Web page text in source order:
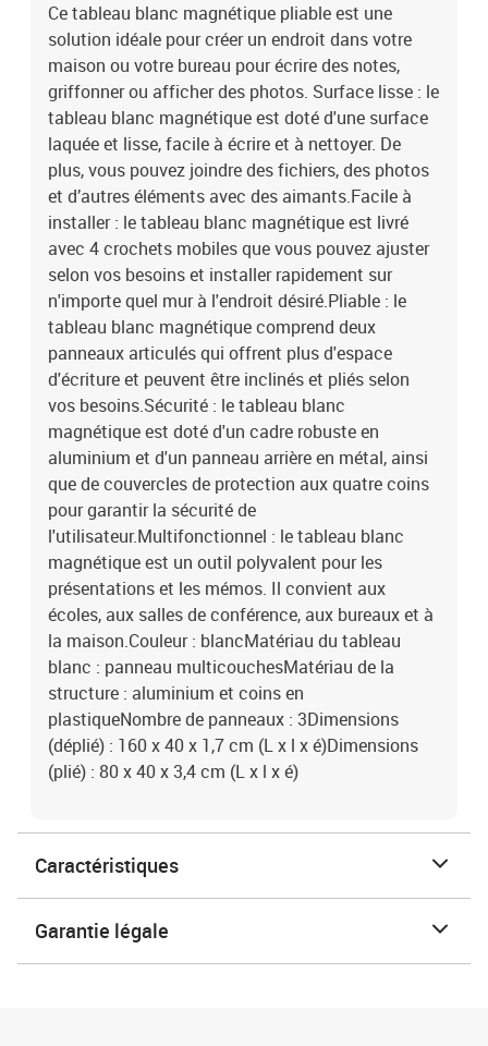
Ce tableau blanc magnétique pliable est une
solution idéale pour créer un endroit dans votre
maison ou votre bureau pour écrire des notes,
griffonner ou afficher des photos. Surface lisse : le
tableau blanc magnétique est doté d'une surface
laquée et lisse, facile à écrire et à nettoyer. De
plus, vous pouvez joindre des fichiers, des photos
et d’autres éléments avec des aimants.Facile à
installer : le tableau blanc magnétique est livré
avec 4 crochets mobiles que vous pouvez ajuster
selon vos besoins et installer rapidement sur
n'importe quel mur à l'endroit désiré.Pliable : le
tableau blanc magnétique comprend deux
panneaux articulés qui offrent plus d'espace
d'écriture et peuvent être inclinés et pliés selon
vos besoins.Sécurité : le tableau blanc
magnétique est doté d'un cadre robuste en
aluminium et d'un panneau arrière en métal, ainsi
que de couvercles de protection aux quatre coins
pour garantir la sécurité de
l'utilisateur.Multifonctionnel : le tableau blanc
magnétique est un outil polyvalent pour les
présentations et les mémos. Il convient aux
écoles, aux salles de conférence, aux bureaux et à
la maison.Couleur : blancMatériau du tableau
blanc : panneau multicouchesMatériau de la
structure : aluminium et coins en
plastiqueNombre de panneaux : 3Dimensions
(déplié) : 160 x 40 x 1,7 cm (L x l x é)Dimensions
(plié) : 80 x 40 x 3,4 cm (L x l x é)
Caractéristiques
Garantie légale